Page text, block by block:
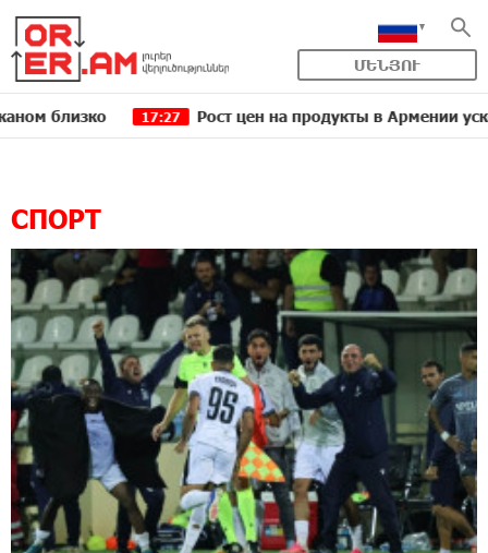
ՄԵՆՅՈՒ
на продукты в Армении ускорился до 8,6%: ЕАБР 16:39
СПОРТ